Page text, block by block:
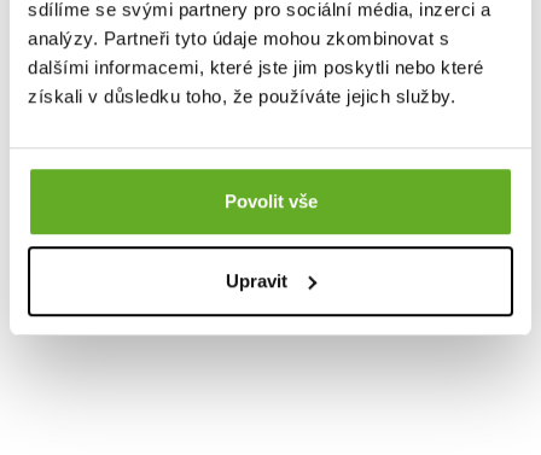
sdílíme se svými partnery pro sociální média, inzerci a
analýzy. Partneři tyto údaje mohou zkombinovat s
dalšími informacemi, které jste jim poskytli nebo které
získali v důsledku toho, že používáte jejich služby.
Povolit vše
Upravit